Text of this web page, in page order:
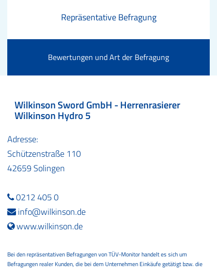
Repräsentative Befragung
Bewertungen und Art der Befragung
Wilkinson Sword GmbH - Herrenrasierer
Wilkinson Hydro 5
Adresse:
Schützenstraße 110
42659 Solingen
0212 405 0
info@wilkinson.de
www.wilkinson.de
Bei den repräsentativen Befragungen von TÜV-Monitor handelt es sich um
Befragungen realer Kunden, die bei dem Unternehmen Einkäufe getätigt bzw. die